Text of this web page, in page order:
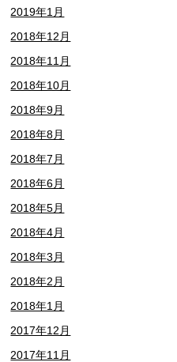
2019年1月
2018年12月
2018年11月
2018年10月
2018年9月
2018年8月
2018年7月
2018年6月
2018年5月
2018年4月
2018年3月
2018年2月
2018年1月
2017年12月
2017年11月